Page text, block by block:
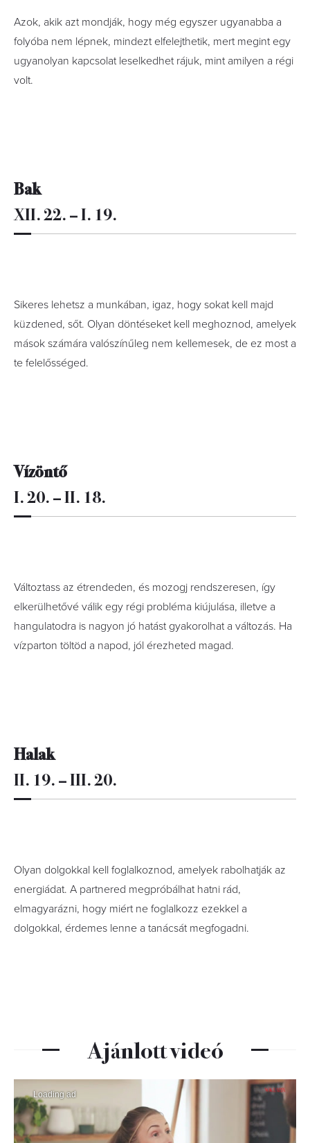
Azok, akik azt mondják, hogy még egyszer ugyanabba a
folyóba nem lépnek, mindezt elfelejthetik, mert megint egy
ugyanolyan kapcsolat leselkedhet rájuk, mint amilyen a régi
volt.
Bak
XII. 22. – I. 19.
Sikeres lehetsz a munkában, igaz, hogy sokat kell majd
küzdened, sőt. Olyan döntéseket kell meghoznod, amelyek
mások számára valószínűleg nem kellemesek, de ez most a
te felelősséged.
Vízöntő
I. 20. – II. 18.
Változtass az étrendeden, és mozogj rendszeresen, így
elkerülhetővé válik egy régi probléma kiújulása, illetve a
hangulatodra is nagyon jó hatást gyakorolhat a változás. Ha
vízparton töltöd a napod, jól érezheted magad.
Halak
II. 19. – III. 20.
Olyan dolgokkal kell foglalkoznod, amelyek rabolhatják az
energiádat. A partnered megpróbálhat hatni rád,
elmagyarázni, hogy miért ne foglalkozz ezekkel a
dolgokkal, érdemes lenne a tanácsát megfogadni.
Ajánlott videó
Loading ad